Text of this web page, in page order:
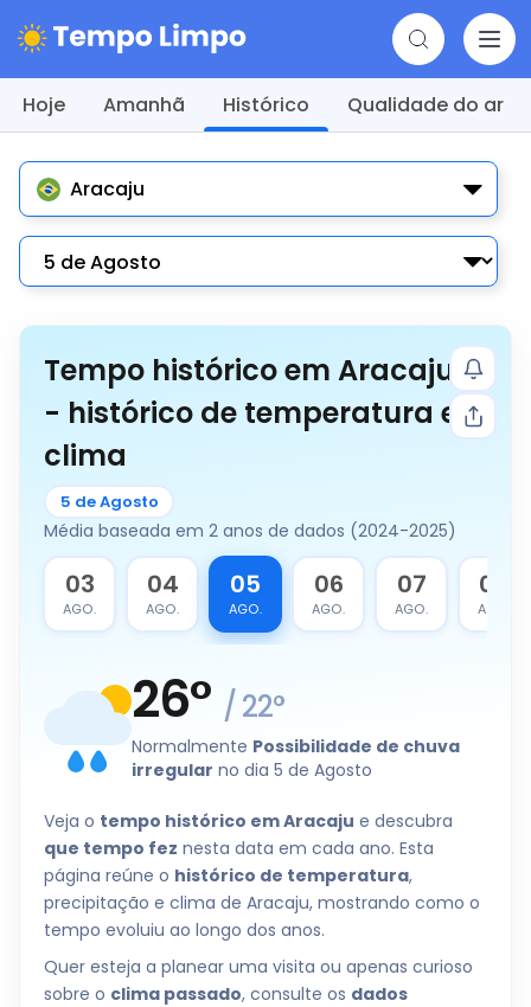
Hoje Amanhã Histórico Qualidade do ar
Aracaju
Tempo histórico em Aracaju
- histórico de temperatura e
clima
5 de Agosto
Média baseada em 2 anos de dados (2024-2025)
03
AGO.
04
AGO.
05
AGO.
06
AGO.
07
AGO.
08
AGO.
26° / 22°
Normalmente Possibilidade de chuva
irregular no dia 5 de Agosto
Veja o tempo histórico em Aracaju e descubra
que tempo fez nesta data em cada ano. Esta
página reúne o histórico de temperatura,
precipitação e clima de Aracaju, mostrando como o
tempo evoluiu ao longo dos anos.
Quer esteja a planear uma visita ou apenas curioso
sobre o clima passado, consulte os dados